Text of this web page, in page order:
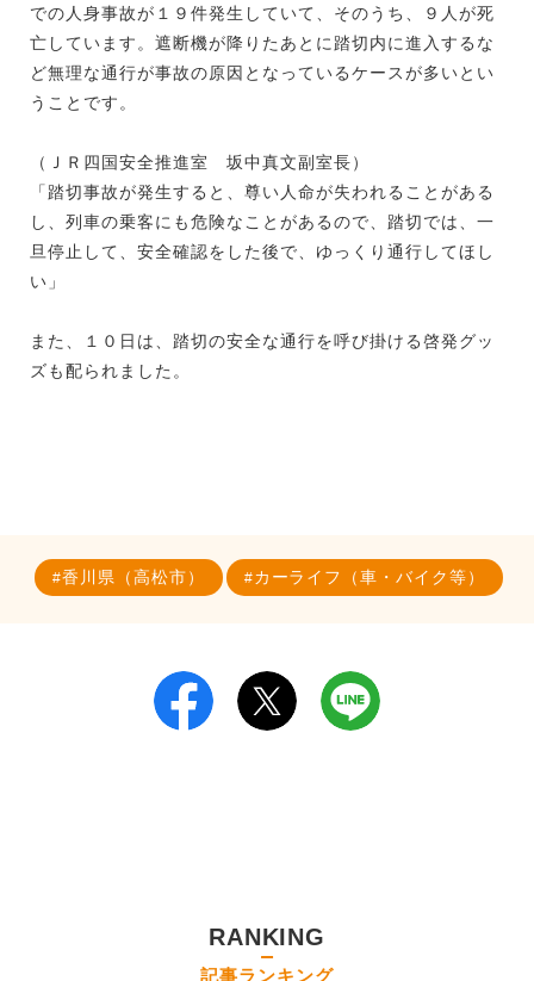
での人身事故が１９件発生していて、そのうち、９人が死
亡しています。遮断機が降りたあとに踏切内に進入するな
ど無理な通行が事故の原因となっているケースが多いとい
うことです。
（ＪＲ四国安全推進室 坂中真文副室長）
「踏切事故が発生すると、尊い人命が失われることがある
し、列車の乗客にも危険なことがあるので、踏切では、一
旦停止して、安全確認をした後で、ゆっくり通行してほし
い」
また、１０日は、踏切の安全な通行を呼び掛ける啓発グッ
ズも配られました。
香川県（高松市） カーライフ（車・バイク等）
RANKING
記事ランキング